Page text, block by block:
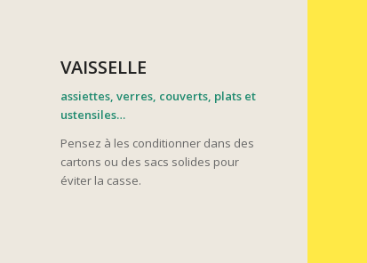
VAISSELLE
assiettes, verres, couverts, plats et
ustensiles…
Pensez à les conditionner dans des
cartons ou des sacs solides pour
éviter la casse.